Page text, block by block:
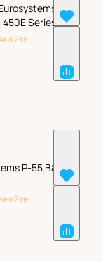
450E Series
P-55 B&S